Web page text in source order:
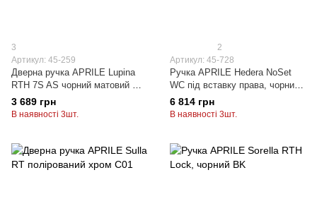
3
Артикул: 45-259
Дверна ручка APRILE Lupina
RTH 7S AS чорний матовий BK
(тонка розетка)
3 689 грн
В наявності 3шт.
2
Артикул: 45-728
Ручка APRILE Hedera NoSet
WC під вставку права, чорний
матовий
6 814 грн
В наявності 3шт.